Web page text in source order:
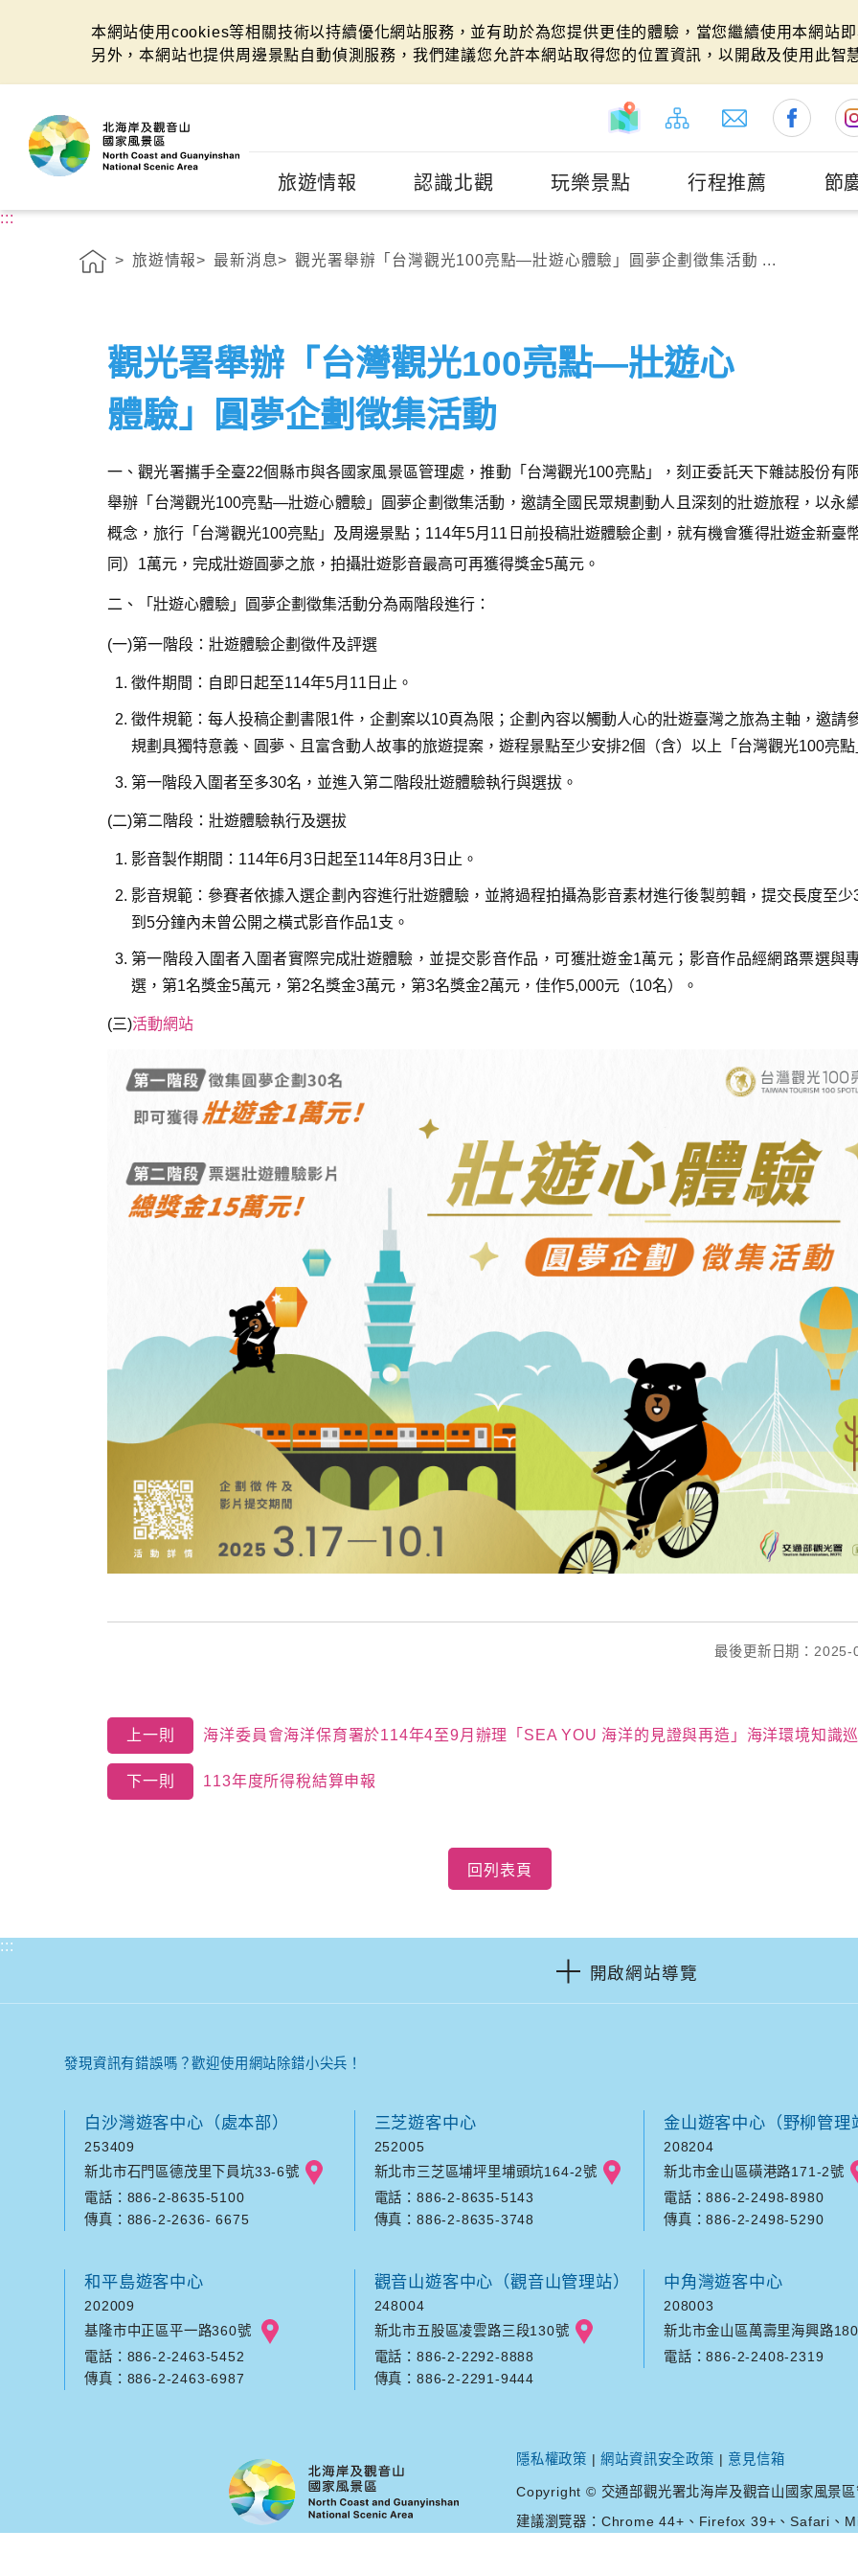
本網站使用cookies等相關技術以持續優化網站服務，並有助於為您提供更佳的體驗，當您繼續使用本網站
另外，本網站也提供周邊景點自動偵測服務，我們建議您允許本網站取得您的位置資訊，以開啟及使用此智
旅遊情報 認識北觀 玩樂景點 行程推薦 節
:::
旅遊情報 最新消息 觀光署舉辦「台灣觀光100亮點—壯遊心體驗」圓夢企劃徵集活動 ...
觀光署舉辦「台灣觀光100亮點—壯遊心
體驗」圓夢企劃徵集活動
一、觀光署攜手全臺22個縣市與各國家風景區管理處，推動「台灣觀光100亮點」，刻正委託天下雜誌股份有
舉辦「台灣觀光100亮點—壯遊心體驗」圓夢企劃徵集活動，邀請全國民眾規劃動人且深刻的壯遊旅程，以永
概念，旅行「台灣觀光100亮點」及周邊景點；114年5月11日前投稿壯遊體驗企劃，就有機會獲得壯遊金新臺
同）1萬元，完成壯遊圓夢之旅，拍攝壯遊影音最高可再獲得獎金5萬元。
二、「壯遊心體驗」圓夢企劃徵集活動分為兩階段進行：
(一)第一階段：壯遊體驗企劃徵件及評選
徵件期間：自即日起至114年5月11日止。
徵件規範：每人投稿企劃書限1件，企劃案以10頁為限；企劃內容以觸動人心的壯遊臺灣之旅為主軸，邀請
規劃具獨特意義、圓夢、且富含動人故事的旅遊提案，遊程景點至少安排2個（含）以上「台灣觀光100亮
第一階段入圍者至多30名，並進入第二階段壯遊體驗執行與選拔。
(二)第二階段：壯遊體驗執行及選拔
影音製作期間：114年6月3日起至114年8月3日止。
影音規範：參賽者依據入選企劃內容進行壯遊體驗，並將過程拍攝為影音素材進行後製剪輯，提交長度至少
到5分鐘內未曾公開之橫式影音作品1支。
第一階段入圍者入圍者實際完成壯遊體驗，並提交影音作品，可獲壯遊金1萬元；影音作品經網路票選與
選，第1名獎金5萬元，第2名獎金3萬元，第3名獎金2萬元，佳作5,000元（10名）。
(三)活動網站
最後更新日期：
上一則 海洋委員會海洋保育署於114年4至9月辦理「SEA YOU 海洋的見證與再造」海洋環境知識巡迴展
下一則 113年度所得稅結算申報
回列表頁
:::
開啟網站導覽
發現資訊有錯誤嗎？歡迎使用網站除錯小尖兵！
白沙灣遊客中心（處本部）
253409
新北市石門區德茂里下員坑33-6號
電話：886-2-8635-5100
傳真：886-2-2636- 6675
三芝遊客中心
252005
新北市三芝區埔坪里埔頭坑164-2號
電話：886-2-8635-5143
傳真：886-2-8635-3748
金山遊客中心（野柳管理
208204
新北市金山區磺港路171-2號
電話：886-2-2498-8980
傳真：886-2-2498-5290
和平島遊客中心
202009
基隆市中正區平一路360號
電話：886-2-2463-5452
傳真：886-2-2463-6987
觀音山遊客中心（觀音山管理站）
248004
新北市五股區凌雲路三段130號
電話：886-2-2292-8888
傳真：886-2-2291-9444
中角灣遊客中心
208003
新北市金山區萬壽里海興路
電話：886-2-2408-2319
隱私權政策 |網站資訊安全政策 | 意見信箱
Copyright © 交通部觀光署北海岸及觀音山國家風景
建議瀏覽器：Chrome 44+、Firefox 39+、Safari、